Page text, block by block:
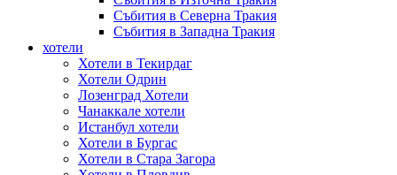
Събития в Северна Тракия
Събития в Западна Тракия
хотели
Хотели в Текирдаг
Хотели Одрин
Лозенград Хотели
Чанаккале хотели
Истанбул хотели
Хотели в Бургас
Хотели в Стара Загора